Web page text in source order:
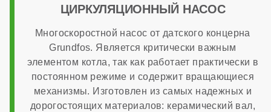
Страна производства
Италия
Расчетный срок службы
ЦИРКУЛЯЦИОННЫЙ НАСОС
Многоскоростной насос от датского концерна
Grundfos. Является критически важным
элементом котла, так как работает практически в
постоянном режиме и содержит вращающиеся
механизмы. Изготовлен из самых надежных и
дорогостоящих материалов: керамический вал,